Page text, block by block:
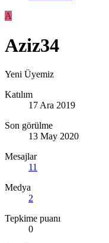
A
Aziz34
Yeni Üyemiz
Katılım
17 Ara 2019
Son görülme
13 May 2020
Mesajlar
11
Medya
2
Tepkime puanı
0